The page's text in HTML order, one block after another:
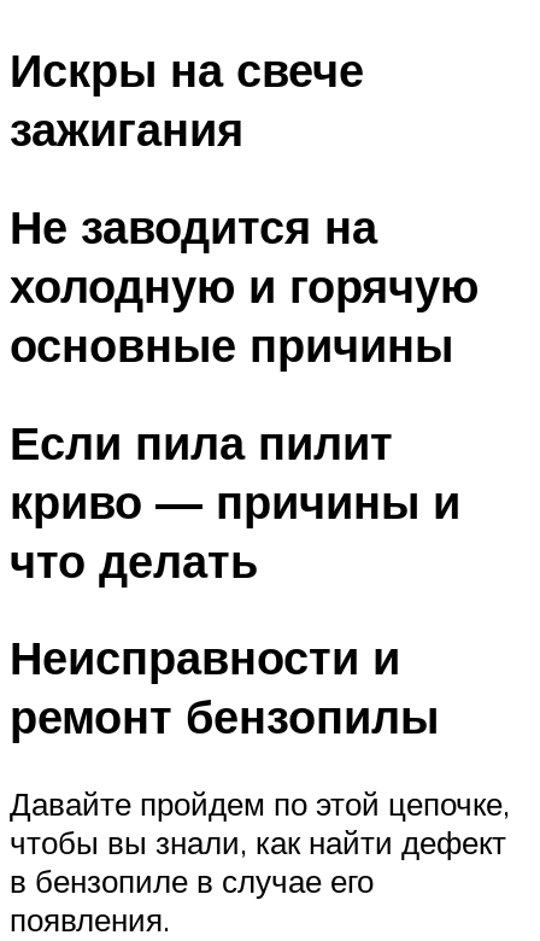
Искры на свече
зажигания
Не заводится на
холодную и горячую
основные причины
Если пила пилит
криво — причины и
что делать
Неисправности и
ремонт бензопилы
Давайте пройдем по этой цепочке,
чтобы вы знали, как найти дефект
в бензопиле в случае его
появления.